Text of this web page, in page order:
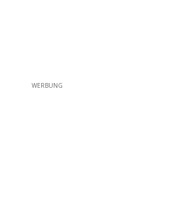
WERBUNG